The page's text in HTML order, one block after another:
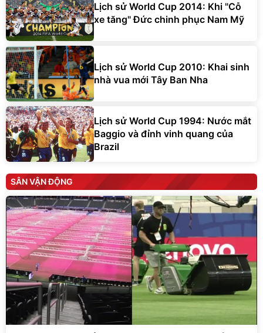
Lịch sử World Cup 2014: Khi "Cỗ
xe tăng" Đức chinh phục Nam Mỹ
Lịch sử World Cup 2010: Khai sinh
nhà vua mới Tây Ban Nha
Lịch sử World Cup 1994: Nước mắt
Baggio và đỉnh vinh quang của
Brazil
SÂN VẬN ĐỘNG